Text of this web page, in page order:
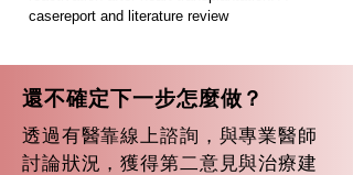
casereport and literature review
還不確定下一步怎麼做？
透過有醫靠線上諮詢，與專業醫師
討論狀況，獲得第二意見與治療建